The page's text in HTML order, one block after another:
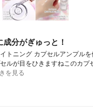
分がぎゅっと！
トニング カプセルアンプルを
ルが目をひきますねこのカプ
を見る